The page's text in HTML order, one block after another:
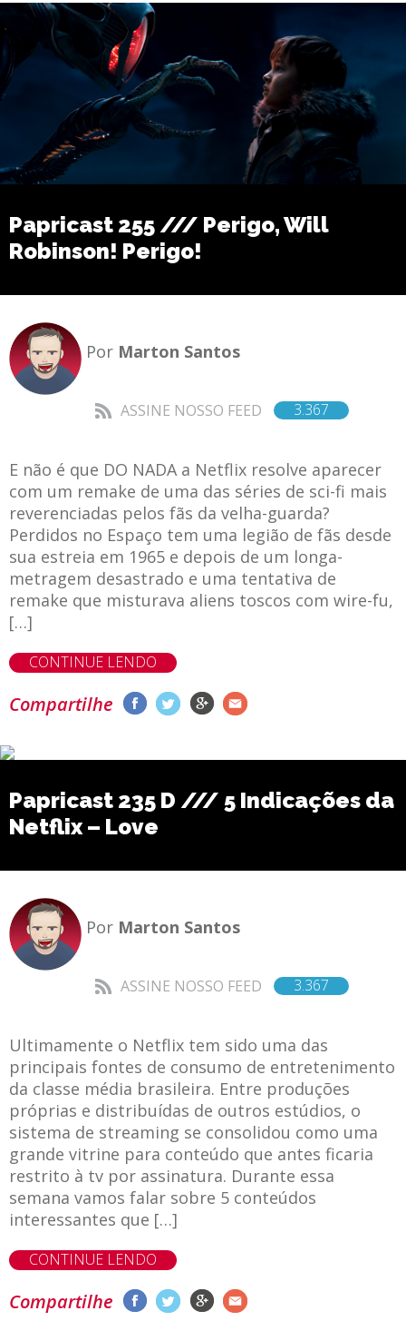
Papricast 255 /// Perigo, Will
Robinson! Perigo!
Por Marton Santos
ASSINE NOSSO FEED 3.367
E não é que DO NADA a Netflix resolve aparecer
com um remake de uma das séries de sci-fi mais
reverenciadas pelos fãs da velha-guarda?
Perdidos no Espaço tem uma legião de fãs desde
sua estreia em 1965 e depois de um longa-
metragem desastrado e uma tentativa de
remake que misturava aliens toscos com wire-fu,
[…]
CONTINUE LENDO
Compartilhe
Papricast 235 D /// 5 Indicações da
Netflix – Love
Por Marton Santos
ASSINE NOSSO FEED 3.367
Ultimamente o Netflix tem sido uma das
principais fontes de consumo de entretenimento
da classe média brasileira. Entre produções
próprias e distribuídas de outros estúdios, o
sistema de streaming se consolidou como uma
grande vitrine para conteúdo que antes ficaria
restrito à tv por assinatura. Durante essa
semana vamos falar sobre 5 conteúdos
interessantes que […]
CONTINUE LENDO
Compartilhe